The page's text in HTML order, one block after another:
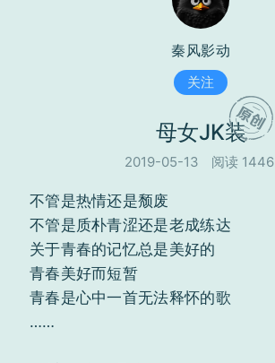
秦风影动
关注
母女JK装
2019-05-13 阅读 1446
不管是热情还是颓废
不管是质朴青涩还是老成练达
关于青春的记忆总是美好的
青春美好而短暂
青春是心中一首无法释怀的歌
……